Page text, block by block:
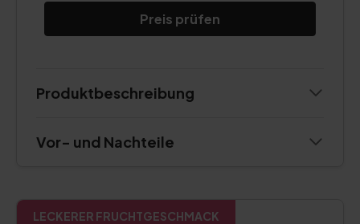
Preis prüfen
Produktbeschreibung
Vor- und Nachteile
LECKERER FRUCHTGESCHMACK